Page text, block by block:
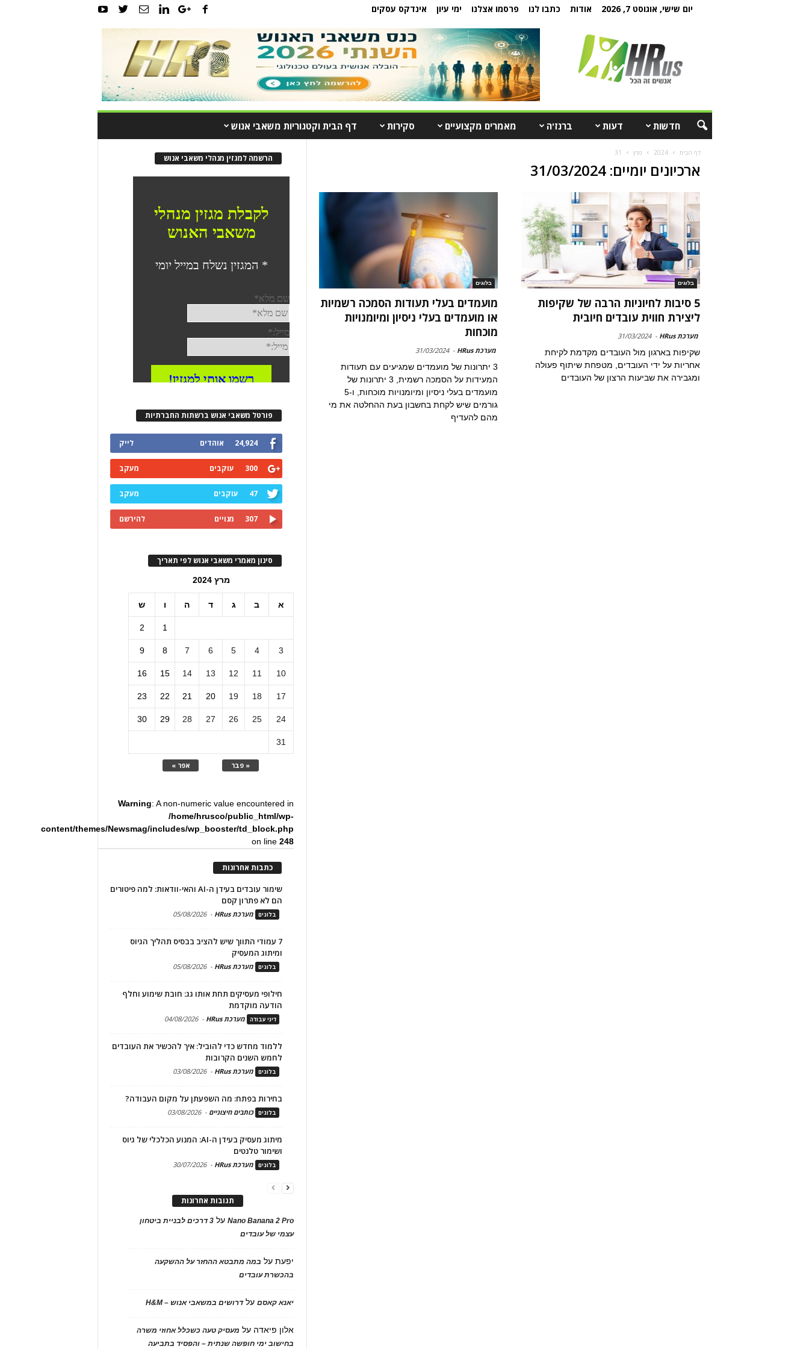
יום שישי, אוגוסט 7, 2026 אודות כתבו לנו פרסמו אצלנו ימי עיון אינדקס עסקים
חדשות דעות ברנז'ה מאמרים מקצועיים סקירות דף הבית וקטגוריות משאבי אנוש
דף הבית 2024 מרץ 31
ארכיונים יומיים: 31/03/2024
בלוגים
5 סיבות לחיוניות הרבה של שקיפות
ליצירת חווית עובדים חיובית
מערכת HRus -
31/03/2024
שקיפות בארגון מול העובדים מקדמת לקיחת
אחריות על ידי העובדים, מטפחת שיתוף פעולה
ומגבירה את שביעות הרצון של העובדים
בלוגים
מועמדים בעלי תעודות הסמכה רשמיות
או מועמדים בעלי ניסיון ומיומנויות
מוכחות
מערכת HRus -
31/03/2024
3 יתרונות של מועמדים שמגיעים עם תעודות
המעידות על הסמכה רשמית, 3 יתרונות של
מועמדים בעלי ניסיון ומיומנויות מוכחות, ו-5
גורמים שיש לקחת בחשבון בעת ההחלטה את מי
מהם להעדיף
הרשמה למגזין מנהלי משאבי אנוש
פורטל משאבי אנוש ברשתות החברתיות
24,924 אוהדים לייק
300 עוקבים מעקב
47 עוקבים מעקב
307 מנויים להירשם
סינון מאמרי משאבי אנוש לפי תאריך
מרץ 2024
א ב ג ד ה ו ש
« פבר אפר »
1
2
3
4
5
6
7
8
9
10
11
12
13
14
15
16
17
18
19
20
21
22
23
24
25
26
27
28
29
30
31
Warning: A non-numeric value encountered in
/home/hrusco/public_html/wp-
content/themes/Newsmag/includes/wp_booster/td_block.php
on line248
כתבות אחרונות
שימור עובדים בעידן ה-AI והאי-וודאות: למה פיטורים
הם לא פתרון קסם
בלוגים מערכת HRus -
05/08/2026
7 עמודי התווך שיש להציב בבסיס תהליך הגיוס
ומיתוג המעסיק
בלוגים מערכת HRus -
05/08/2026
חילופי מעסיקים תחת אותו גג: חובת שימוע וחלף
הודעה מוקדמת
דיני עבודה מערכת HRus -
04/08/2026
ללמוד מחדש כדי להוביל: איך להכשיר את העובדים
לחמש השנים הקרובות
בלוגים מערכת HRus -
03/08/2026
בחירות בפתח: מה השפעתן על מקום העבודה?
בלוגים כותבים חיצוניים -
03/08/2026
מיתוג מעסיק בעידן ה-AI: המנוע הכלכלי של גיוס
ושימור טלנטים
בלוגים מערכת HRus -
30/07/2026
תגובות אחרונות
Nano Banana 2 Proעל
3 דרכים לבניית ביטחון
עצמי של עובדים
יפעתעל במה מתבטא ההחזר על ההשקעה
בהכשרת עובדים
יאנא קאסםעלדרושים במשאבי אנוש – H&M
אלון פיאדה על מעסיק טעה כשכלל אחוזי משרה
בחישוב ימי חופשה שנתית – והפסיד בתביעה